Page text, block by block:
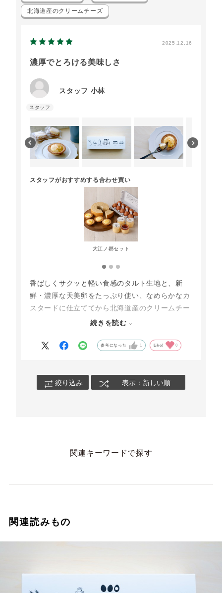
北海道産のクリームチーズ
2025.12.16
濃厚でとろける美味しさ
スタッフ 小林
スタッフがおすすめする合わせ買い
大江ノ郷セット
香ばしくサクッと軽い食感のタルト生地と、新
鮮・濃厚な天美卵をたっぷり使い、なめらかなカ
スタードに仕立ててから北海道産のクリームチー
ズと混ぜ込んだクリームの相性はバツグン！
ご家庭のトースターで「リベイク」すると、タル
やクリーミーさ、そしてタルト生地のザクッと食
続きを読む
参考になった 1 Like! 0
絞り込み 表示：新しい順
関連キーワードで探す
関連読みもの